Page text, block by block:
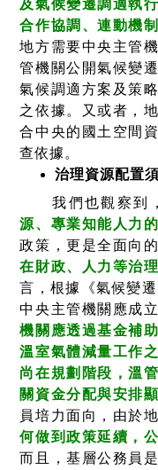
及氣候變遷調適執
合作協調、連動機制
地方需要中央主管
管機關公開氣候變
氣候調適方案及策
之依據。又或者，
合中央的國土空間
查依據。
治理資源配置
我們也觀察到，
源、專業知能人力
政策，更是全面向
在財政、人力等治
言，根據《氣候變
中央主管機關應成
機關應透過基金補
溫室氣體減量工作
尚在規劃階段，溫
關資金分配與安排
員培力面向，由於
何做到政策延續，
而且，基層公務員